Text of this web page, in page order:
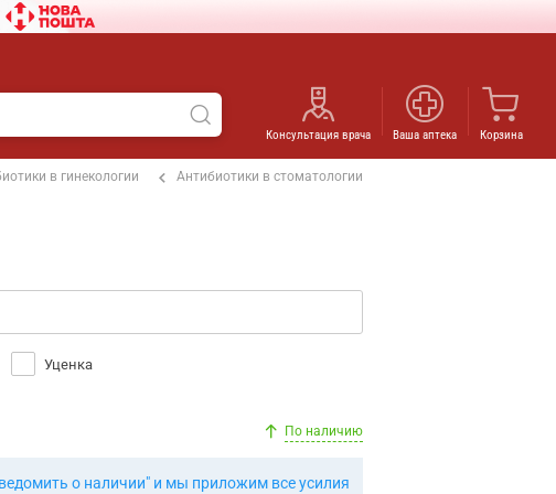
Консультация врача Ваша аптека Корзина
в гинекологии Антибиотики в стоматологии
Уценка
По наличию
о наличии" и мы приложим все усилия